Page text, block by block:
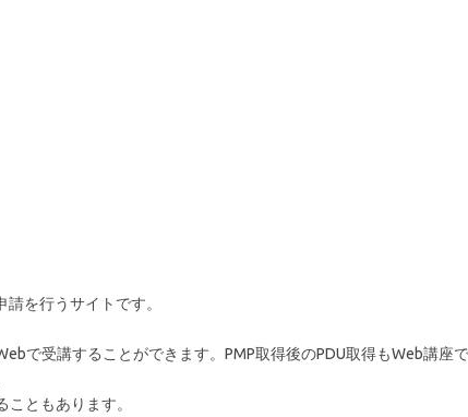
を行うサイトです。
で受講することができます。PMP取得後のPDU取得もWeb講座で
ともあります。